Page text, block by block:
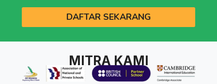
DAFTAR SEKARANG
MITRA KAMI